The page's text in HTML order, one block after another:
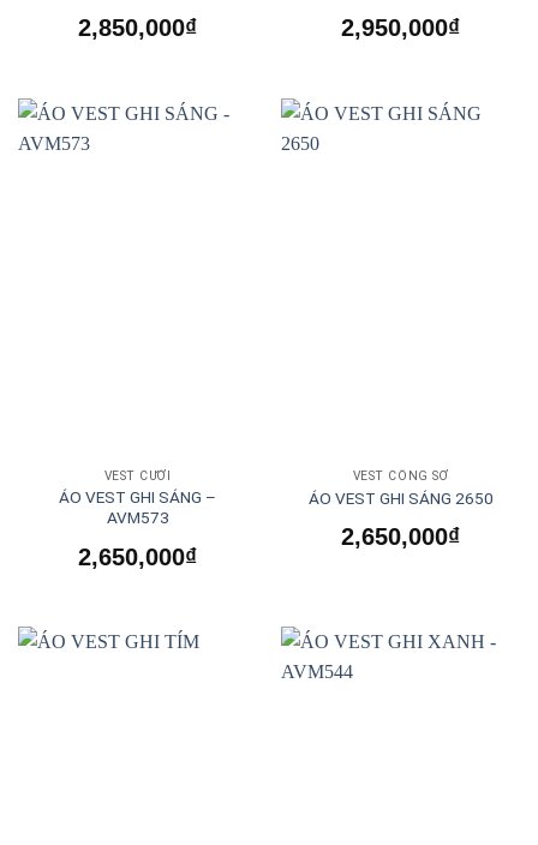
2,850,000₫ 2,950,000₫
VEST CƯỚI
ÁO VEST GHI SÁNG –
AVM573
2,650,000₫
VEST CÔNG SỞ
ÁO VEST GHI SÁNG 2650
2,650,000₫